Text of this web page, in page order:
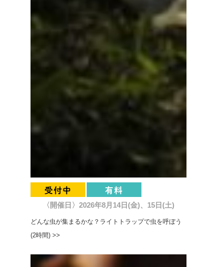
〈開催日〉2026年8月14日(金)、15日(土)
どんな虫が集まるかな？ライトトラップで虫を呼ぼう
(2時間) >>